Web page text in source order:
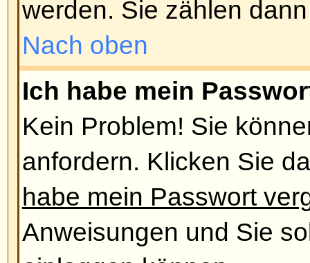
dass die angegebene E-Mail-
kontaktiere Sie bitte den
Nach oben
Ich habe mich vor einiger Zeit
aber nicht mehr einloggen!
Die Gründe dafür sind
Passwort eingegeben haben
Mail, die Sie vom Board